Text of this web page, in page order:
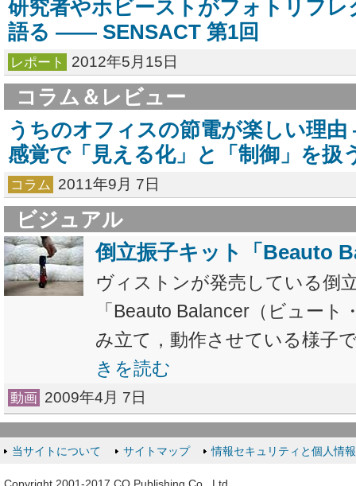
研究者やホビーストがフォトリフレ
語る ―― SENSACT 第1回
レポート 2012年5月15日
コラム＆レビュー
うちのオフィスの節電が楽しい理
感覚で「見える化」と「制御」を扱
コラム 2011年9月 7日
ビジュアル
倒立振子キット「Beauto
ヴィストンが発売している倒
「Beauto Balancer（ビュート
み立て，動作させている様子
きを読む
動画 2009年4月 7日
当サイトについて サイトマップ 情報セキュリティと個人情